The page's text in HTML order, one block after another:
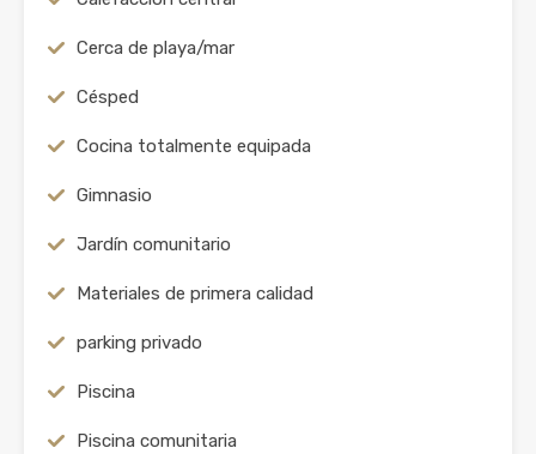
Cerca de playa/mar
Césped
Cocina totalmente equipada
Gimnasio
Jardín comunitario
Materiales de primera calidad
parking privado
Piscina
Piscina comunitaria